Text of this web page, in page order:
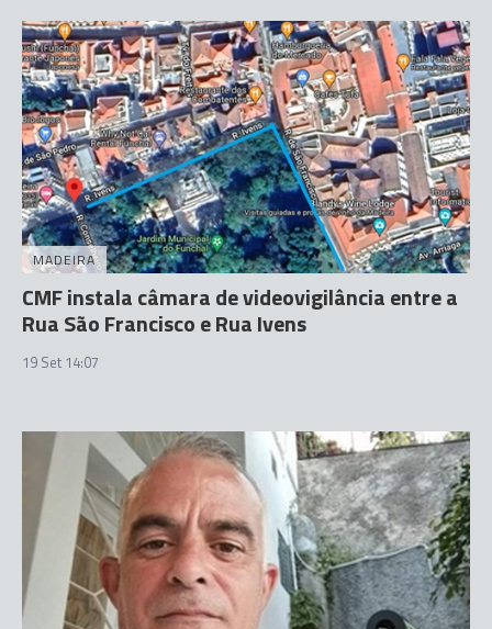
MADEIRA
CMF instala câmara de videovigilância entre a
Rua São Francisco e Rua Ivens
19 Set 14:07